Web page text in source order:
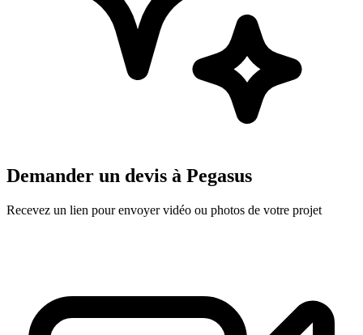
Demander un devis à Pegasus
Recevez un lien pour envoyer vidéo ou photos de votre projet